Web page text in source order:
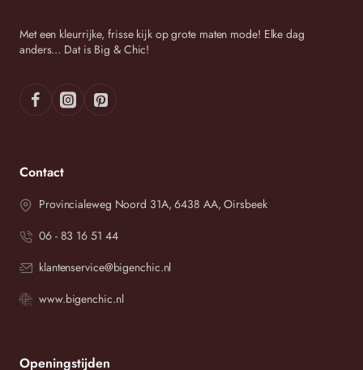
Met een kleurrijke, frisse kijk op grote maten mode! Elke dag
anders... Dat is Big & Chic!
Contact
Provincialeweg Noord 31A, 6438 AA, Oirsbeek
06 - 83 16 51 44
klantenservice@bigenchic.nl
www.bigenchic.nl
Openingstijden